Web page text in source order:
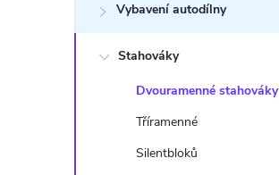
a
Vybavení autodílny
Stahováky
Dvouramenné stahováky
Tříramenné
Silentbloků